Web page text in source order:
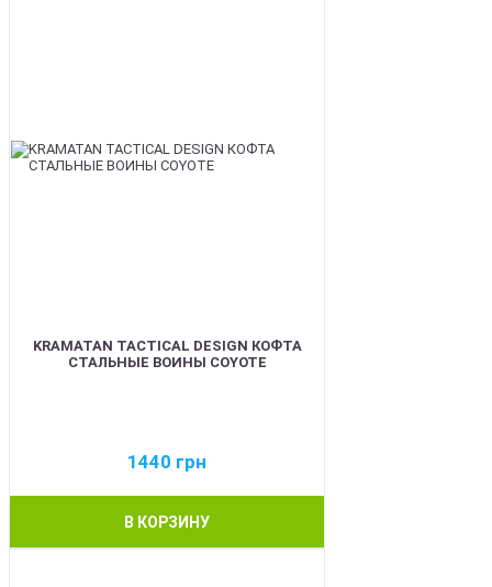
KRAMATAN TACTICAL DESIGN КОФТА
СТАЛЬНЫЕ ВОИНЫ COYOTE
1440 грн
В КОРЗИНУ